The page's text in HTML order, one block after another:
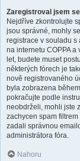
Zaregistroval jsem
Nejdříve zkontrolujte
jsou správné, mohly
registrace v souladu s
na internetu COPPA
let, budete muset
některých fórech je
nově registrovaného
byla zobrazena
pokračujte podle
neobdrželi, mohli jste
zachycen spam
zadali správnou
administrátora fóra.
Nahoru